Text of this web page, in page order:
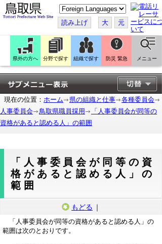
こ
の
ペ
ー
ジ
翻
訳
す
る
読み上げ 大 元
県外の方へ 分野で探す 組織で探す 防災 緊急 メニュー
現在の位置： ホーム 県の組織と仕事
各種委員会
人事委員会
鳥取県職員採用
「人事委員会が同等の
資格があると認める人」の範囲
「人事委員会が同等の資
格があると認める人」の
範囲
もどる ｜
「人事委員会が同等の資格があると認める人」の
範囲は次のとおりです。